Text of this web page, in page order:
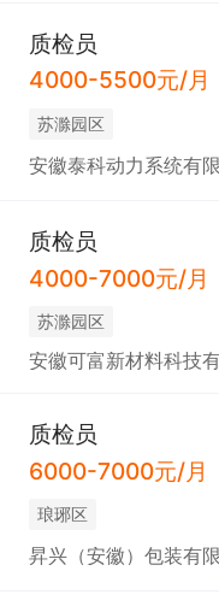
质检员
4000-5500元/月
苏滁园区
安徽泰科动力系统有
质检员
4000-7000元/月
苏滁园区
安徽可富新材料科技
质检员
6000-7000元/月
琅琊区
昇兴（安徽）包装有